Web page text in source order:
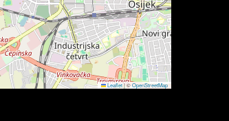
Leaflet|©OpenStreetMap